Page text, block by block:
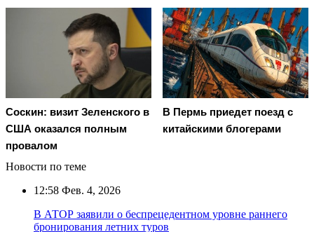
Соскин: визит Зеленского в
США оказался полным
провалом
В Пермь приедет поезд с
китайскими блогерами
Новости по теме
12:58 Фев. 4, 2026
В АТОР заявили о беспрецедентном уровне раннего
бронирования летних туров